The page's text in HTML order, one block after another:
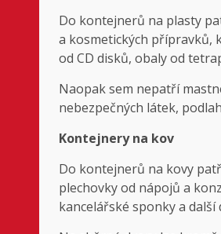
Do kontejnerů na plasty
a kosmetických přípravků,
od CD disků, obaly od
Naopak sem nepatří
nebezpečných látek,
Kontejnery na kov
Do kontejnerů na kovy
plechovky od nápojů a
kancelářské sponky a